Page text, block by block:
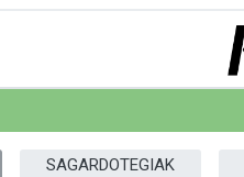
SAGARDOTEGIAK